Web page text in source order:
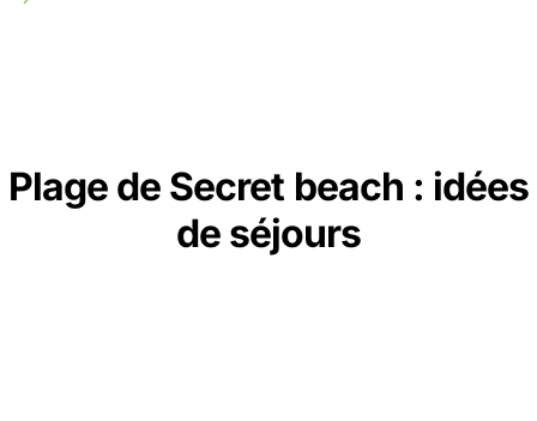
Plage de Secret beach : idées
de séjours